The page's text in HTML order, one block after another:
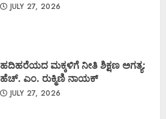
JULY 27, 2026
ಹದಿಹರೆಯದ ಮಕ್ಕಳಿಗೆ ನೀತಿ ಶಿಕ್ಷಣ ಅಗತ್ಯ:
ಹೆಚ್. ಎಂ. ರುಕ್ಮಿಣಿ ನಾಯಕ್
JULY 27, 2026